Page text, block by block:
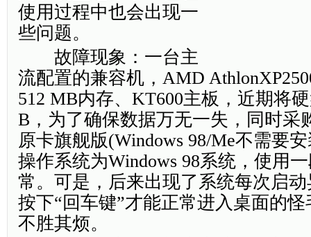
使用过程中也会出现一
些问题。
故障现象：一台主
流配置的兼容机，AMD
512 MB内存、KT600主板，近期将
B，为了确保数据万无一失，同时采
原卡旗舰版(Windows 98/Me不需要
操作系统为Windows 98系统，使用
常。可是，后来出现了系统每次启
按下“回车键”才能正常进入桌面的
不胜其烦。